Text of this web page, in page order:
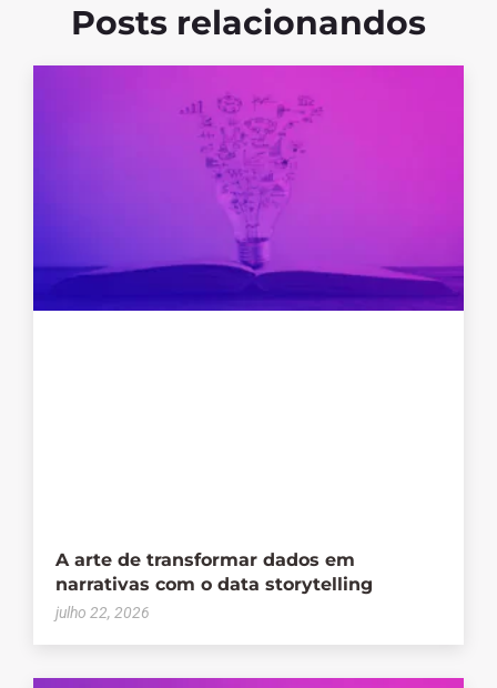
Posts relacionandos
A arte de transformar dados em
narrativas com o data storytelling
julho 22, 2026